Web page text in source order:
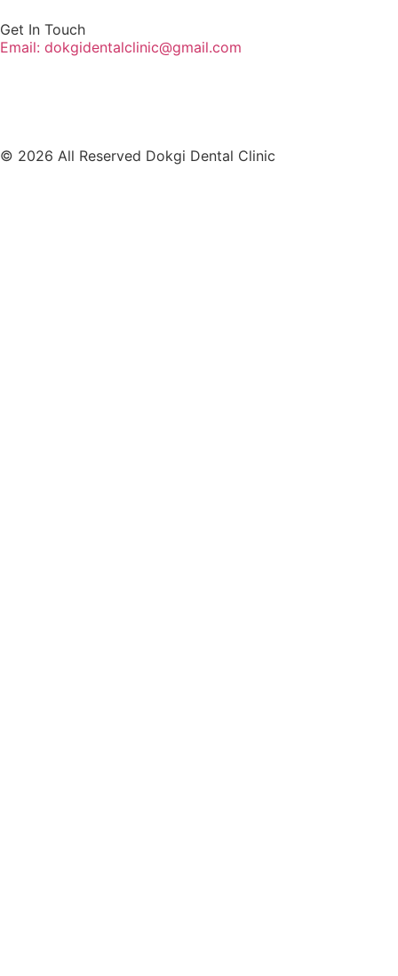
Get In Touch
Email: dokgidentalclinic@gmail.com
© 2026 All Reserved Dokgi Dental Clinic